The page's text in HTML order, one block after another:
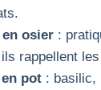
osier :
rappellent
pot : basilic,